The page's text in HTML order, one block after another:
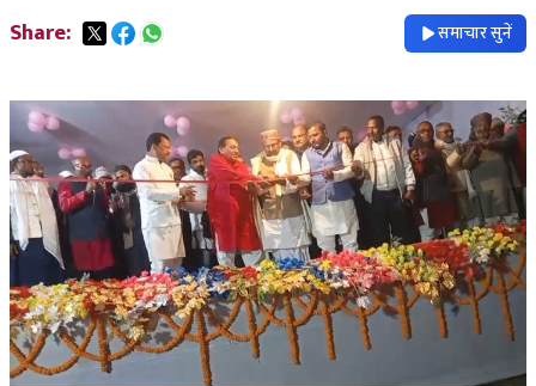
Share: समाचार सुनें